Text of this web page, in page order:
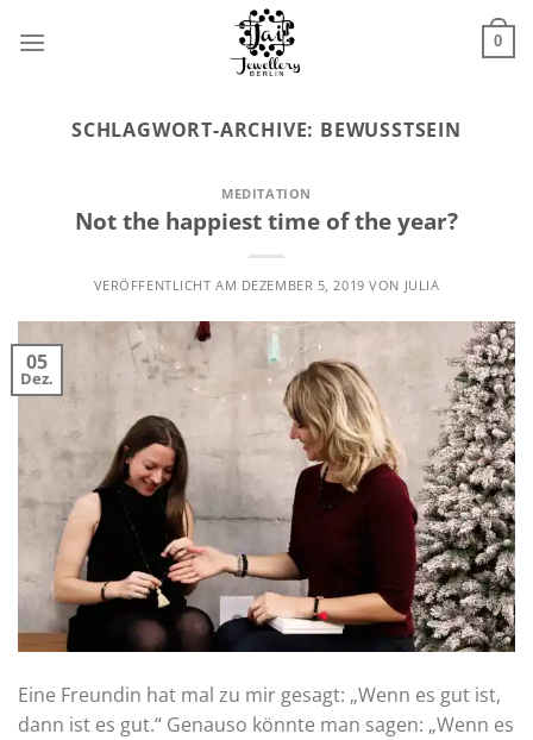
Inhalt
0
SCHLAGWORT-ARCHIVE: BEWUSSTSEIN
MEDITATION
Not the happiest time of the year?
VERÖFFENTLICHT AM DEZEMBER 5, 2019 VON JULIA
05
Dez.
Eine Freundin hat mal zu mir gesagt: „Wenn es gut ist,
dann ist es gut.“ Genauso könnte man sagen: „Wenn es